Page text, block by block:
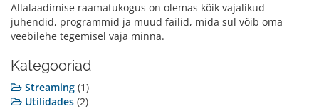
Allalaadimise raamatukogus on olemas kõik vajalikud
juhendid, programmid ja muud failid, mida sul võib oma
veebilehe tegemisel vaja minna.
Kategooriad
Streaming (1)
Utilidades (2)